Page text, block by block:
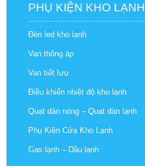
PHỤ KIỆN KHO LẠNH
Đèn led kho lạnh
Van thông áp
Van tiết lưu
Điều khiển nhiệt độ kho lạnh
Quạt dàn nóng – Quạt dàn lạnh
Phụ Kiện Cửa Kho Lạnh
Gas lạnh – Dầu lạnh